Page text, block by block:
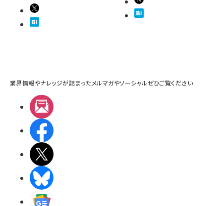
業界情報やナレッジが詰まったメルマガやソーシャルぜひご覧ください